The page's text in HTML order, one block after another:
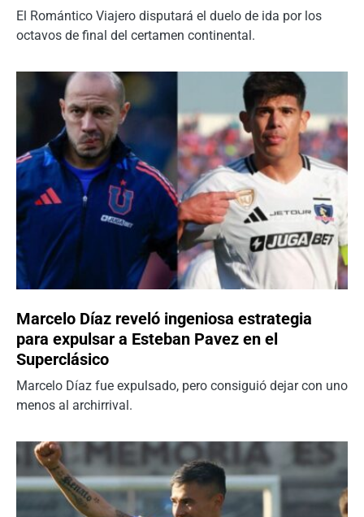
El Romántico Viajero disputará el duelo de ida por los
octavos de final del certamen continental.
Marcelo Díaz reveló ingeniosa estrategia
para expulsar a Esteban Pavez en el
Superclásico
Marcelo Díaz fue expulsado, pero consiguió dejar con uno
menos al archirrival.